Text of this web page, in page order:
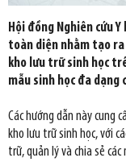
Hội đồng Nghiên cứu
toàn diện nhằm tạo
kho lưu trữ sinh học
mẫu sinh học đa
Các hướng dẫn này cung
kho lưu trữ sinh học, với
trữ, quản lý và chia sẻ các